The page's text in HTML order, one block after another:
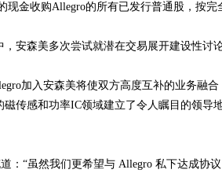
现金收购Allegro的所有已发行普通股，按
，安森美多次尝试就潜在交易展开建设性讨
加入安森美将使双方高度互补的业务融
磁传感和功率IC领域建立了令人瞩目的领
：“虽然我们更希望与 Allegro 私下达成协